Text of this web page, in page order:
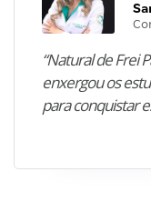
“Natural de Frei
enxergou os
para conquistar